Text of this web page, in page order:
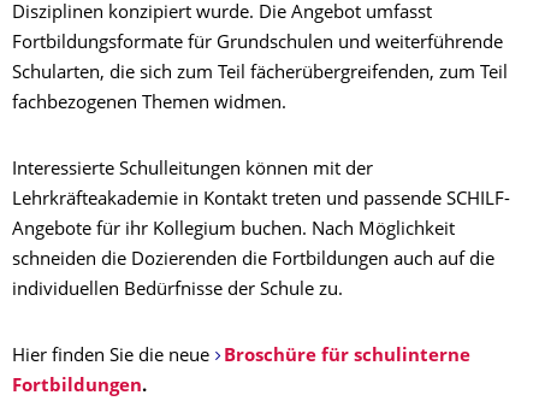
Disziplinen konzipiert wurde. Die Angebot umfasst
Fortbildungsformate für Grundschulen und weiterführende
Schularten, die sich zum Teil fächerübergreifenden, zum Teil
fachbezogenen Themen widmen.
Interessierte Schulleitungen können mit der
Lehrkräfteakademie in Kontakt treten und passende SCHILF-
Angebote für ihr Kollegium buchen. Nach Möglichkeit
schneiden die Dozierenden die Fortbildungen auch auf die
individuellen Bedürfnisse der Schule zu.
Hier finden Sie die neue
Broschüre für schulinterne
Fortbildungen.